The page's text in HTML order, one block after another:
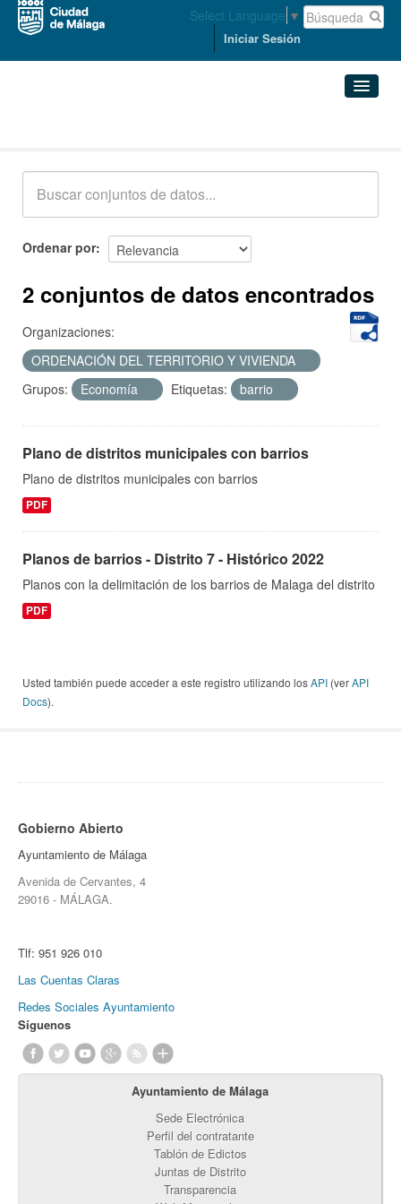
Select Language ▼
Iniciar Sesión
Acerca de
Ordenar por
2 conjuntos de datos encontrados
Organizaciones:
ORDENACIÓN DEL TERRITORIO Y VIVIENDA
Grupos:
Economía Etiquetas: barrio
Plano de distritos municipales con barrios
Plano de distritos municipales con barrios
PDF
Planos de barrios - Distrito 7 - Histórico 2022
Planos con la delimitación de los barrios de Malaga del distrito
PDF
Usted también puede acceder a este registro utilizando losAPI (verAPI
Docs).
Gobierno Abierto
Ayuntamiento de Málaga
Avenida de Cervantes, 4
29016 - MÁLAGA.
Tlf: 951 926 010
Las Cuentas Claras
Redes Sociales Ayuntamiento
Síguenos
Ayuntamiento de Málaga
Sede Electrónica
Perfil del contratante
Tablón de Edictos
Juntas de Distrito
Transparencia